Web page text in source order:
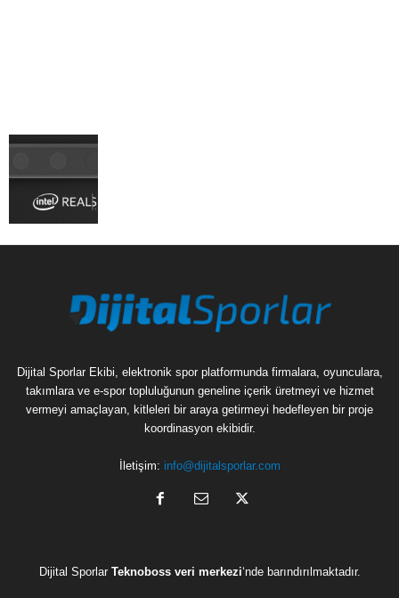
Dijital Sporlar Ekibi, elektronik spor platformunda firmalara, oyunculara,
takımlara ve e-spor topluluğunun geneline içerik üretmeyi ve hizmet
vermeyi amaçlayan, kitleleri bir araya getirmeyi hedefleyen bir proje
koordinasyon ekibidir.
İletişim: info@dijitalsporlar.com
Dijital Sporlar Teknoboss veri merkezi‘nde barındırılmaktadır.